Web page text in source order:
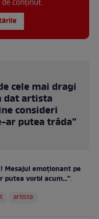
conținut.
cele mai dragi
dat artista
consideri
ar putea trăda”
Mesajul emoționant pe
vorbi acum...”:
artista